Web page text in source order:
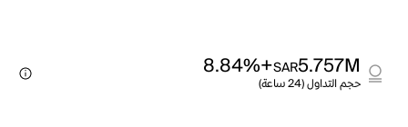
5.757M
SAR
+8.84%
حجم التداول (24 ساعة)